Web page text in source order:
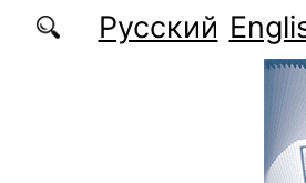
содержаниюРусский